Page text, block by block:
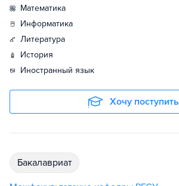
математика
информатика
литература
история
иностранный язык
Хочу поступить
бакалавриат